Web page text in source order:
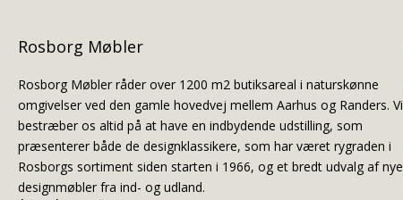
Rosborg Møbler
Rosborg Møbler råder over 1200 m2 butiksareal i naturskønne
omgivelser ved den gamle hovedvej mellem Aarhus og Randers. Vi
bestræber os altid på at have en indbydende udstilling, som
præsenterer både de designklassikere, som har været rygraden i
Rosborgs sortiment siden starten i 1966, og et bredt udvalg af nye
designmøbler fra ind- og udland.